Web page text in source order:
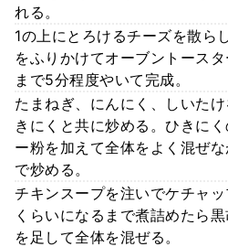
れる。
1の上にとろけるチーズを散ら
をふりかけてオーブントース
まで5分程度やいて完成。
たまねぎ、にんにく、しいた
きにくと共に炒める。ひきに
ー粉を加えて全体をよく混ぜ
で炒める。
チキンスープを注いでケチャ
くらいになるまで煮詰めたら
を足して全体を混ぜる。